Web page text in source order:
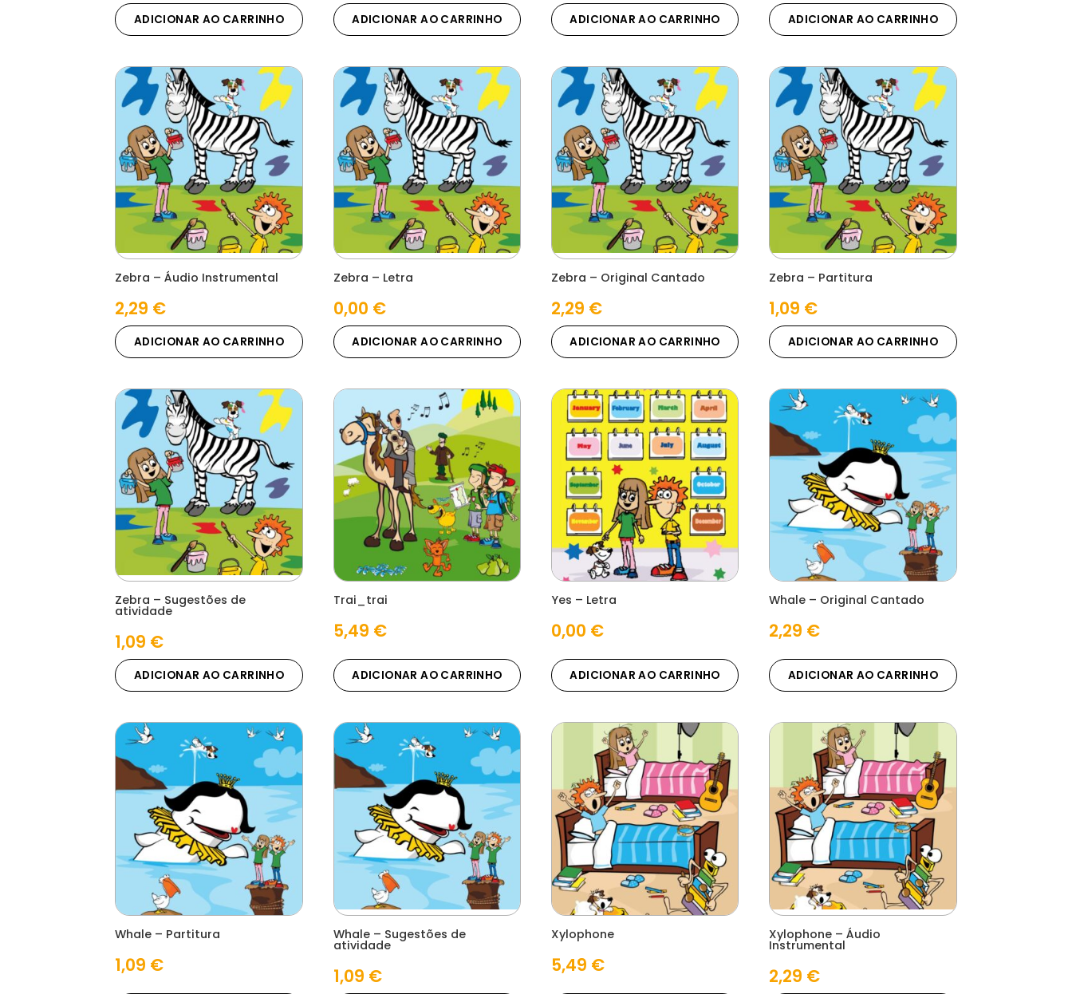
ADICIONAR AO CARRINHO ADICIONAR AO CARRINHO ADICIONAR AO CARRINHO ADICIONAR AO CARRINHO
Zebra – Áudio Instrumental
2,29 €
ADICIONAR AO CARRINHO
Zebra – Letra
0,00 €
ADICIONAR AO CARRINHO
Zebra – Original Cantado
2,29 €
ADICIONAR AO CARRINHO
Zebra – Partitura
1,09 €
ADICIONAR AO CARRINHO
Zebra – Sugestões de
atividade
1,09 €
ADICIONAR AO CARRINHO
Trai_trai
5,49 €
ADICIONAR AO CARRINHO
Yes – Letra
0,00 €
ADICIONAR AO CARRINHO
Whale – Original Cantado
2,29 €
ADICIONAR AO CARRINHO
Whale – Partitura
1,09 €
Whale – Sugestões de
atividade
1,09 €
Xylophone
5,49 €
Xylophone – Áudio
Instrumental
2,29 €